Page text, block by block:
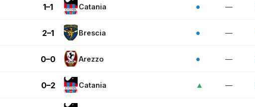
1–1 Catania ● —
2–1 Brescia ● —
0–0 Arezzo ● —
0–2 Catania ▲ —